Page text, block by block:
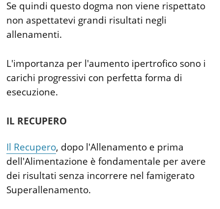
Se quindi questo dogma non viene rispettato
non aspettatevi grandi risultati negli
allenamenti.
L'importanza per l'aumento ipertrofico sono i
carichi progressivi con perfetta forma di
esecuzione.
IL RECUPERO
Il Recupero, dopo l'Allenamento e prima
dell'Alimentazione è fondamentale per avere
dei risultati senza incorrere nel famigerato
Superallenamento.